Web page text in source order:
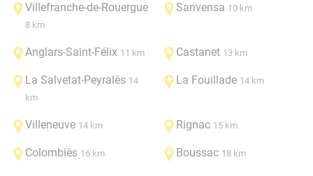
Villefranche-de-Rouergue
8 km
Sanvensa 10 km
Anglars-Saint-Félix 11 km Castanet 13 km
La Salvetat-Peyralès 14
km
La Fouillade 14 km
Villeneuve 14 km Rignac 15 km
Colombiès 16 km Boussac 18 km